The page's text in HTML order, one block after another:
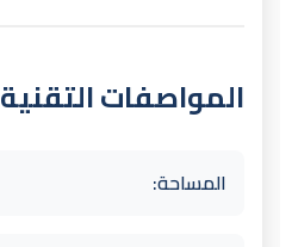
المواصفات التقنية
المساحة: